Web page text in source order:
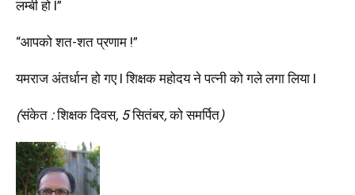
लम्बी हो l”
“आपको शत-शत प्रणाम !”
यमराज अंतर्धान हो गए l शिक्षक महोदय ने पत्नी को गले लगा लिया l
(संकेत :शिक्षक दिवस, 5सितंबर,को समर्पित)